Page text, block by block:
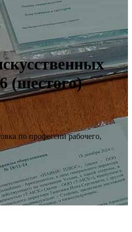
(шестого)
по профессии рабочего,